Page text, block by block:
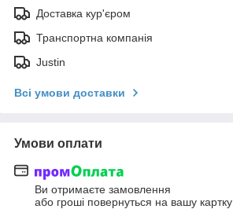
Доставка кур'єром
Транспортна компанія
Justin
Всі умови доставки
Умови оплати
Ви отримаєте замовлення
або гроші повернуться на вашу картку